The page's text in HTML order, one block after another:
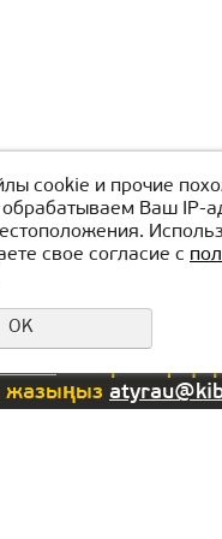
туралы
немесе
01нөміріне
жазыңыз
cookie и прочие
Ваш IP-
свое согласие с
OK